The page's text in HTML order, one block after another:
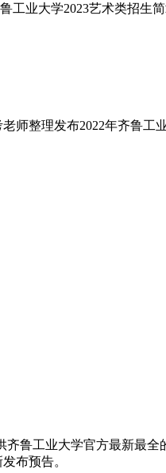
工业大学2023艺术类招生
师整理发布2022年齐鲁工
鲁工业大学官方最新最全
布预告。